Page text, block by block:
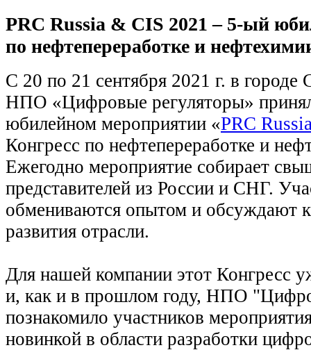
PRC Russia & CIS 2021 – 5-ый
по нефтепереработке и
С 20 по 21 сентября 2021 г. в городе
НПО «Цифровые регуляторы»
юбилейном мероприятии «PRC
Конгресс по нефтепереработке и
Ежегодно мероприятие собирает
представителей из России и СНГ.
обмениваются опытом и обсуждают
развития отрасли.
Для нашей компании этот Конгресс
и, как и в прошлом году, НПО
познакомило участников
новинкой в области разработки